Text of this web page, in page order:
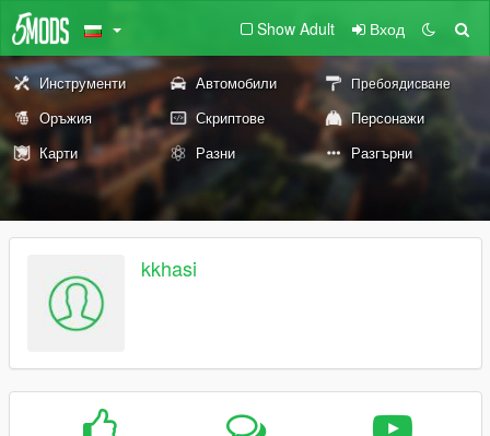
Show Adult Вход
Инструменти Автомобили Пребоядисване
Оръжия Скриптове
Персонажи
Карти
Разни Разгърни
kkhasi